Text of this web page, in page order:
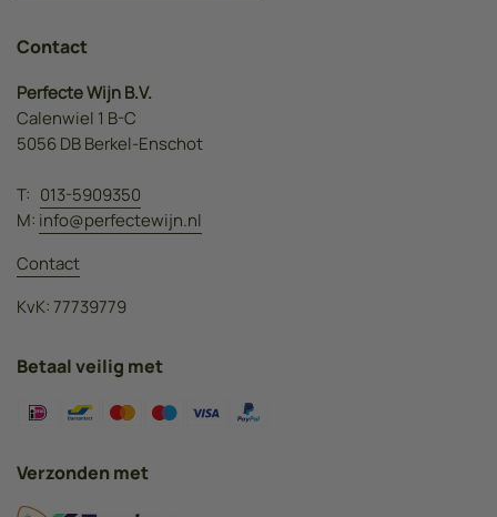
Contact
Perfecte Wijn B.V.
Calenwiel 1 B-C
5056 DB Berkel-Enschot
T: 013-5909350
M: info@perfectewijn.nl
Contact
KvK: 77739779
Betaal veilig met
Verzonden met